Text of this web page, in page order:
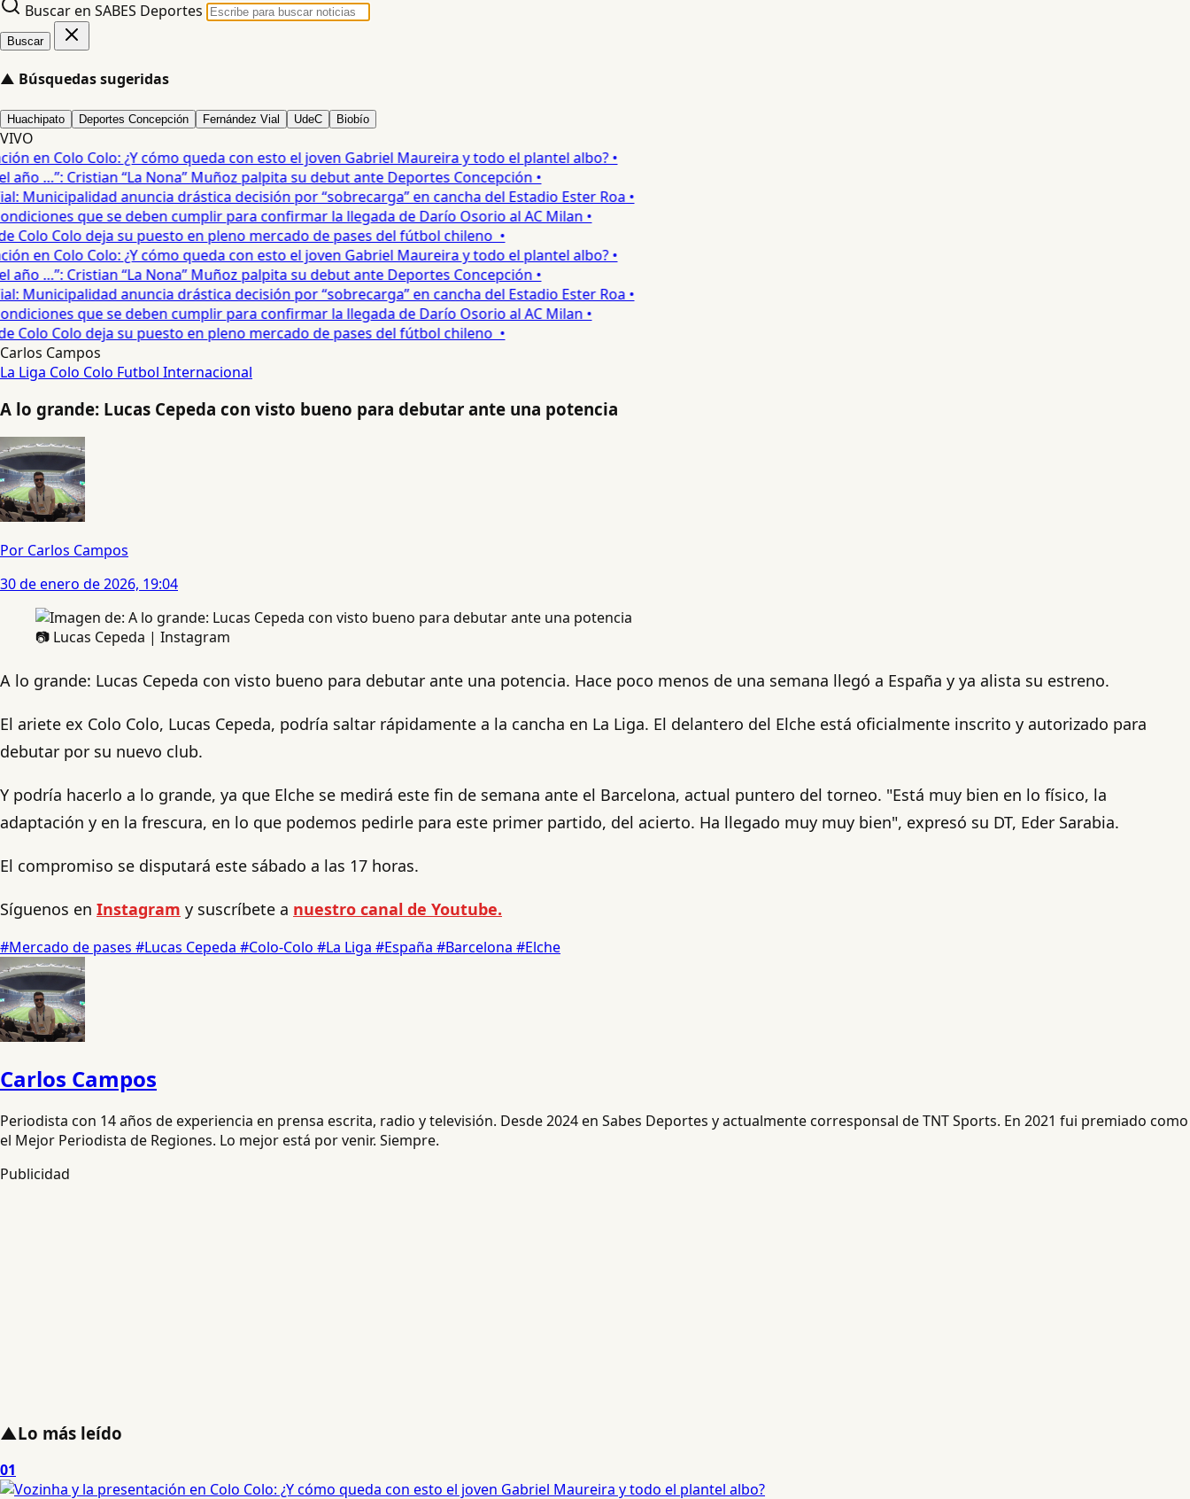
Buscar en SABES Deportes
Buscar
▲ Búsquedas sugeridas
Huachipato Deportes Concepción Fernández Vial UdeC Biobío
VIVO
en Colo Colo: ¿Y cómo queda con esto el joven Gabriel Maureira y todo el plantel albo? •
…”: Cristian “La Nona” Muñoz palpita su debut ante Deportes Concepción •
Municipalidad anuncia drástica decisión por “sobrecarga” en cancha del Estadio Ester Roa •
que se deben cumplir para confirmar la llegada de Darío Osorio al AC Milan •
Colo Colo deja su puesto en pleno mercado de pases del fútbol chileno •
en Colo Colo: ¿Y cómo queda con esto el joven Gabriel Maureira y todo el plantel albo? •
…”: Cristian “La Nona” Muñoz palpita su debut ante Deportes Concepción •
Municipalidad anuncia drástica decisión por “sobrecarga” en cancha del Estadio Ester Roa •
que se deben cumplir para confirmar la llegada de Darío Osorio al AC Milan •
Colo Colo deja su puesto en pleno mercado de pases del fútbol chileno •
Carlos Campos
La Liga Colo Colo Futbol Internacional
A lo grande: Lucas Cepeda con visto bueno para debutar ante una potencia
Por Carlos Campos
30 de enero de 2026, 19:04
📷 Lucas Cepeda | Instagram
A lo grande: Lucas Cepeda con visto bueno para debutar ante una potencia. Hace poco menos de una semana llegó a España y ya alista su estreno.
El ariete ex Colo Colo, Lucas Cepeda, podría saltar rápidamente a la cancha en La Liga. El delantero del Elche está oficialmente inscrito y autorizado para
debutar por su nuevo club.
Y podría hacerlo a lo grande, ya que Elche se medirá este fin de semana ante el Barcelona, actual puntero del torneo. "Está muy bien en lo físico, la
adaptación y en la frescura, en lo que podemos pedirle para este primer partido, del acierto. Ha llegado muy muy bien", expresó su DT, Eder Sarabia.
El compromiso se disputará este sábado a las 17 horas.
Síguenos en Instagram y suscríbete a nuestro canal de Youtube.
#Mercado de pases #Lucas Cepeda #Colo-Colo #La Liga #España #Barcelona #Elche
Carlos Campos
Periodista con 14 años de experiencia en prensa escrita, radio y televisión. Desde 2024 en Sabes Deportes y actualmente corresponsal de TNT Sports. En 2021 fui premiado como
el Mejor Periodista de Regiones. Lo mejor está por venir. Siempre.
Publicidad
▲Lo más leído
01